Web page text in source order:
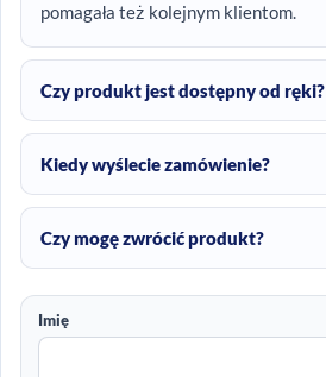
pomagała też kolejnym klientom.
Czy produkt jest dostępny od ręki?
Kiedy wyślecie zamówienie?
Czy mogę zwrócić produkt?
Imię